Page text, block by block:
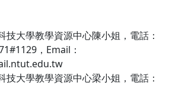
大學教學資源中心陳小姐，電話：
，Email：
大學教學資源中心梁小姐，電話：